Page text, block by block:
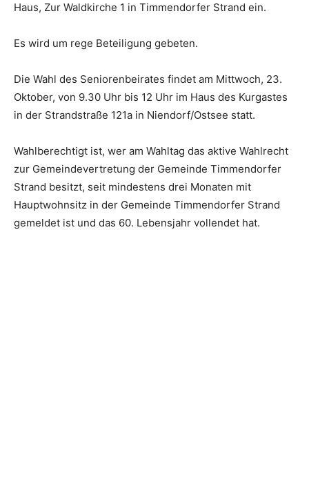
Haus, Zur Waldkirche 1 in Timmendorfer Strand ein.
Es wird um rege Beteiligung gebeten.
Die Wahl des Seniorenbeirates findet am Mittwoch, 23.
Oktober, von 9.30 Uhr bis 12 Uhr im Haus des Kurgastes
in der Strandstraße 121a in Niendorf/Ostsee statt.
Wahlberechtigt ist, wer am Wahltag das aktive Wahlrecht
zur Gemeindevertretung der Gemeinde Timmendorfer
Strand besitzt, seit mindestens drei Monaten mit
Hauptwohnsitz in der Gemeinde Timmendorfer Strand
gemeldet ist und das 60. Lebensjahr vollendet hat.